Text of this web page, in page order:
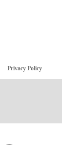
Privacy Policy